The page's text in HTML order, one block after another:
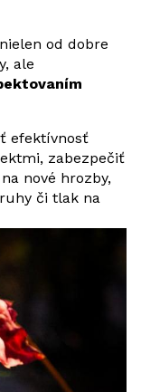
od dobre
ale
efektívnosť
zabezpečiť
nové hrozby,
či tlak na